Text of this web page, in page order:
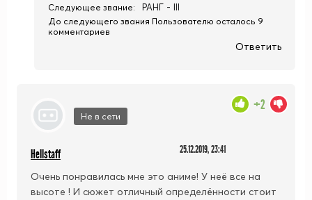
Следующее звание: РАНГ - III
До следующего звания Пользователю осталось 9
комментариев
Ответить
Не в сети
Hellstaff 25.12.2019, 23:41
Очень понравилась мне это аниме! У неё все на
высоте ! И сюжет отличный определённости стоит
+2